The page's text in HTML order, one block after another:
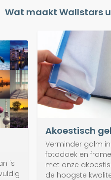
Wat maakt Wallstars
's
Akoestisch
Verminder galm
fotodoek en
met onze
de hoogste